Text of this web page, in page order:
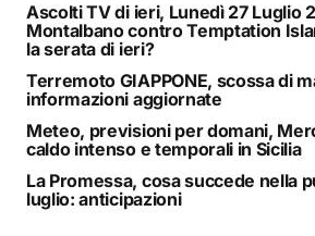
Ascolti TV di ieri, Lunedì 27 Luglio
Montalbano contro Temptation
la serata di ieri?
Terremoto GIAPPONE, scossa di
informazioni aggiornate
Meteo, previsioni per domani,
caldo intenso e temporali in Sicilia
La Promessa, cosa succede nella
luglio: anticipazioni